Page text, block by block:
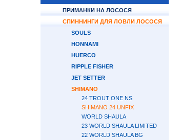
ПРИМАНКИ НА ЛОСОСЯ
СПИННИНГИ ДЛЯ ЛОВЛИ ЛОСОСЯ
SOULS
HONNAMI
HUERCO
RIPPLE FISHER
JET SETTER
SHIMANO
24 TROUT ONE NS
SHIMANO 24 UNFIX
WORLD SHAULA
23 WORLD SHAULA LIMITED
22 WORLD SHAULA BG